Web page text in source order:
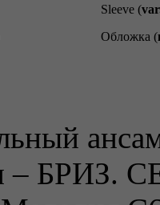
Sleeve (
Обложка (